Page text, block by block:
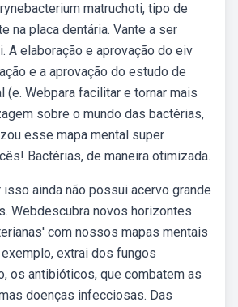
matruchoti, tipo de
na placa dentária. Vante a ser
A elaboração e aprovação do eiv
e a aprovação do estudo de
(e. Webpara facilitar e tornar mais
sobre o mundo das bactérias,
esse mapa mental super
Bactérias, de maneira otimizada.
ainda não possui acervo grande
Webdescubra novos horizontes
com nossos mapas mentais
extrai dos fungos
os antibióticos, que combatem as
doenças infecciosas. Das